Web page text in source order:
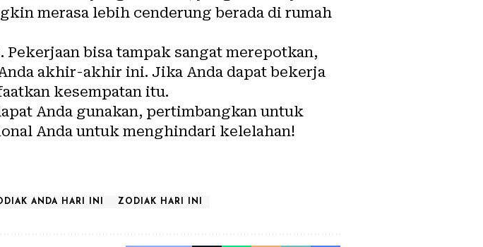
merasa lebih cenderung berada di rumah
bisa tampak sangat merepotkan,
akhir-akhir ini. Jika Anda dapat bekerja
kesempatan itu.
Anda gunakan, pertimbangkan untuk
Anda untuk menghindari kelelahan!
ANDA HARI INI ZODIAK HARI INI